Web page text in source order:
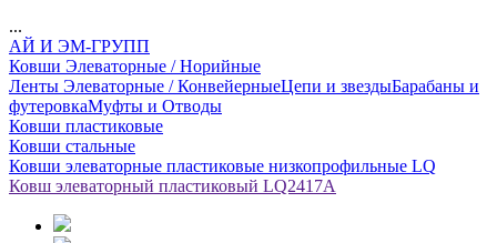
...
АЙ И ЭМ-ГРУПП
Ковши Элеваторные / Норийные
Ленты Элеваторные / КонвейерныеЦепи и звездыБарабаны и
футеровкаМуфты и Отводы
Ковши пластиковые
Ковши стальные
Ковши элеваторные пластиковые низкопрофильные LQ
Ковш элеваторный пластиковый LQ2417A